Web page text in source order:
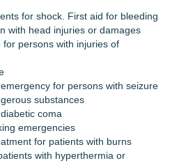
for shock. First aid for bleeding
with head injuries or damages
persons with injuries of
for persons with seizure
substances
coma
emergencies
for patients with burns
with hyperthermia or